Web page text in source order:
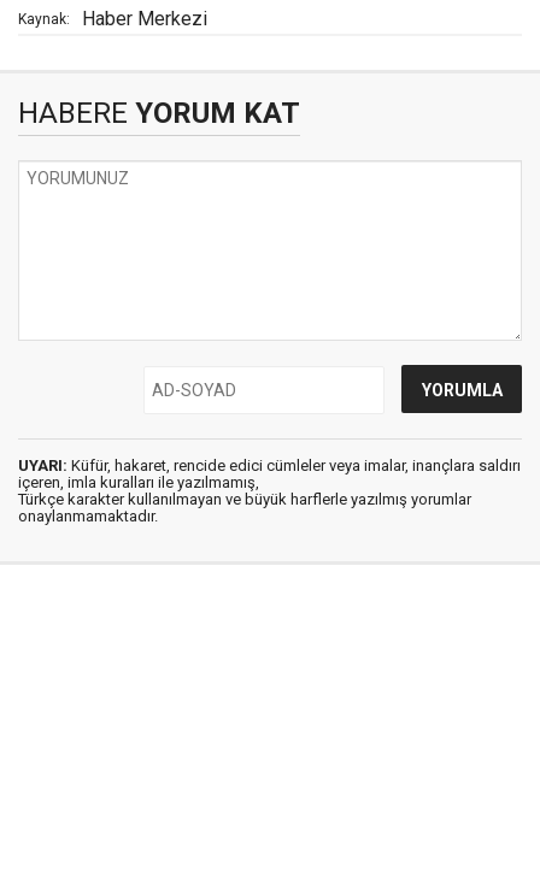
Kaynak: Haber Merkezi
HABERE YORUM KAT
UYARI: Küfür, hakaret, rencide edici cümleler veya imalar, inançlara saldırı
içeren, imla kuralları ile yazılmamış,
Türkçe karakter kullanılmayan ve büyük harflerle yazılmış yorumlar
onaylanmamaktadır.